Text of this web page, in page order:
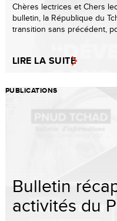
Chères lectrices et Chers
bulletin, la République du
transition sans précédent,
LIRE LA SUITE
PUBLICATIONS
Bulletin
activités du